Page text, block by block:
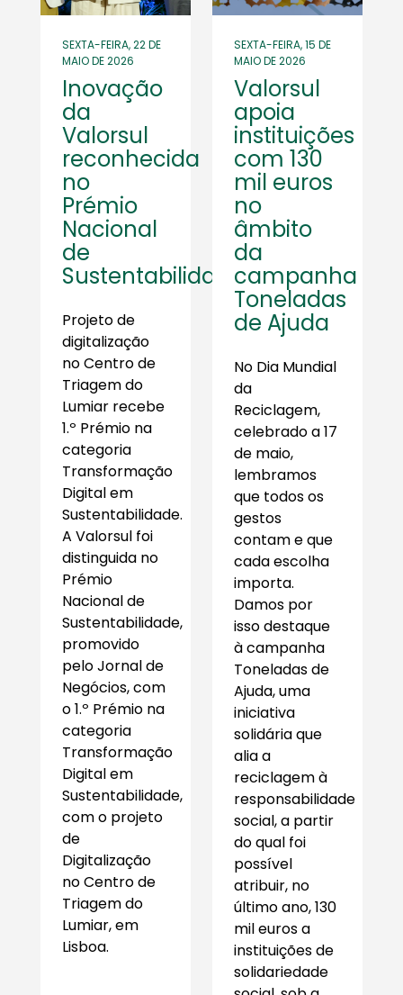
SEXTA-FEIRA, 22 DE
MAIO DE 2026
Inovação
da
Valorsul
reconhecida
no
Prémio
Nacional
de
Sustentabilidade
Projeto de
digitalização
no Centro de
Triagem do
Lumiar recebe
1.º Prémio na
categoria
Transformação
Digital em
Sustentabilidade.
A Valorsul foi
distinguida no
Prémio
Nacional de
Sustentabilidade,
promovido
pelo Jornal de
Negócios, com
o 1.º Prémio na
categoria
Transformação
Digital em
Sustentabilidade,
com o projeto
de
Digitalização
no Centro de
Triagem do
Lumiar, em
Lisboa.
SEXTA-FEIRA, 15 DE
MAIO DE 2026
Valorsul
apoia
instituições
com 130
mil euros
no
âmbito
da
campanha
Toneladas
de Ajuda
No Dia Mundial
da
Reciclagem,
celebrado a 17
de maio,
lembramos
que todos os
gestos
contam e que
cada escolha
importa.
Damos por
isso destaque
à campanha
Toneladas de
Ajuda, uma
iniciativa
solidária que
alia a
reciclagem à
responsabilidade
social, a partir
do qual foi
possível
atribuir, no
último ano, 130
mil euros a
instituições de
solidariedade